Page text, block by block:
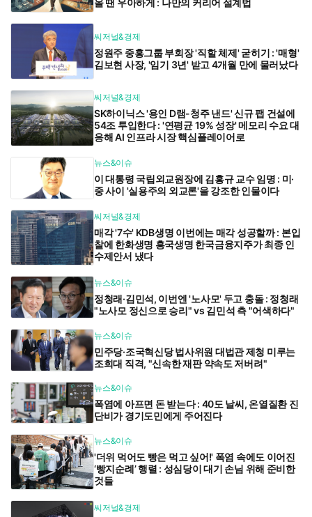
올 땐 우아하게 : 나만의 커리어 설계법
씨저널&경제
정원주 중흥그룹 부회장 '직할 체제' 굳히기 : '매형'
김보현 사장, '임기 3년' 받고 4개월 만에 물러났다
씨저널&경제
SK하이닉스 '용인 D램-청주 낸드' 신규 팹 건설에
54조 투입한다 : '연평균 19% 성장' 메모리 수요 대
응해 AI 인프라 시장 핵심플레이어로
뉴스&이슈
이 대통령 국립외교원장에 김흥규 교수 임명 : 미·
중 사이 '실용주의 외교론'을 강조한 인물이다
씨저널&경제
매각 '7수' KDB생명 이번에는 매각 성공할까 : 본입
찰에 한화생명 흥국생명 한국금융지주가 최종 인
수제안서 냈다
뉴스&이슈
정청래·김민석, 이번엔 '노사모' 두고 충돌 : 정청래
"노사모 정신으로 승리" vs 김민석 측 "어색하다"
뉴스&이슈
민주당·조국혁신당 법사위원 대법관 제청 미루는
조희대 직격, "신속한 재판 약속도 저버려"
뉴스&이슈
폭염에 아프면 돈 받는다 : 40도 날씨, 온열질환 진
단비가 경기도민에게 주어진다
뉴스&이슈
'더위 먹어도 빵은 먹고 싶어!' 폭염 속에도 이어진
‘빵지순례’ 행렬 : 성심당이 대기 손님 위해 준비한
것들
씨저널&경제